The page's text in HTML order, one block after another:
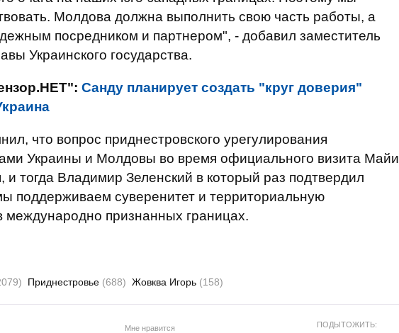
Молдова должна выполнить свою часть работы, а
посредником и партнером", - добавил заместитель
Украинского государства.
Санду планирует создать "круг доверия"
что вопрос приднестровского урегулирования
Украины и Молдовы во время официального визита Майи
и тогда Владимир Зеленский в который раз подтвердил
поддерживаем суверенитет и территориальную
международно признанных границах.
Приднестровье (688) Жовква Игорь (158)
Мне нравится ПОДЫТОЖИТЬ: